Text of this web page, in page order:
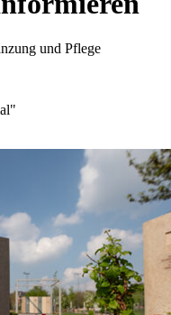
und Pflege